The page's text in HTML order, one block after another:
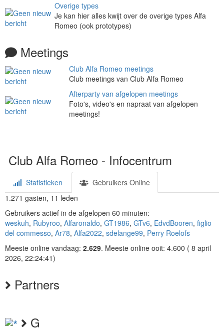
Overige types
Je kan hier alles kwijt over de overige types Alfa
Romeo (ook prototypes)
Meetings
Club Alfa Romeo meetings
Club meetings van Club Alfa Romeo
Afterparty van afgelopen meetings
Foto's, video's en napraat van afgelopen
meetings!
Club Alfa Romeo - Infocentrum
Statistieken
Gebruikers Online
1.271 gasten, 11 leden
Gebruikers actief in de afgelopen 60 minuten:
weskuh, Rubyroo, Alfaronaldo, GT1986, GTv6, EdvdBooren, figlio
del commesso, Ar78, Alfa2022, sdelange99, Perry Roelofs
Meeste online vandaag: 2.629. Meeste online ooit: 4.600 ( 8 april
2026, 22:24:41)
Partners
G